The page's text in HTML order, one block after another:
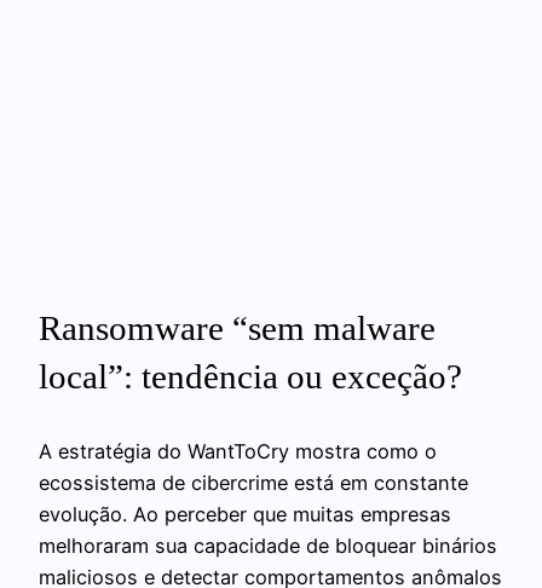
Ransomware “sem malware
local”: tendência ou exceção?
A estratégia do WantToCry mostra como o
ecossistema de cibercrime está em constante
evolução. Ao perceber que muitas empresas
melhoraram sua capacidade de bloquear binários
maliciosos e detectar comportamentos anômalos